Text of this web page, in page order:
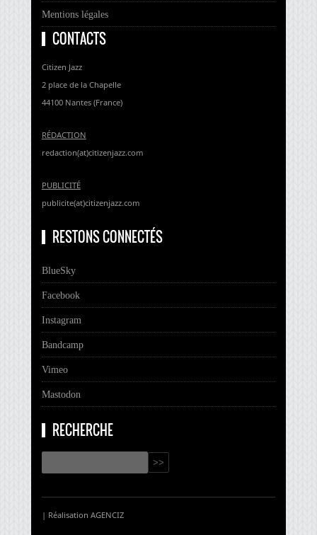
Mentions légales
CONTACTS
Citizen Jazz
2 place de la Chapelle
44100 Nantes (France)
RÉDACTION
redaction(at)citizenjazz.com
PUBLICITÉ
publicite(at)citizenjazz.com
RESTONS CONNECTÉS
BlueSky
Facebook
Instagram
Bandcamp
Vimeo
Mastodon
RECHERCHE
| Réalisation AGENCIZ